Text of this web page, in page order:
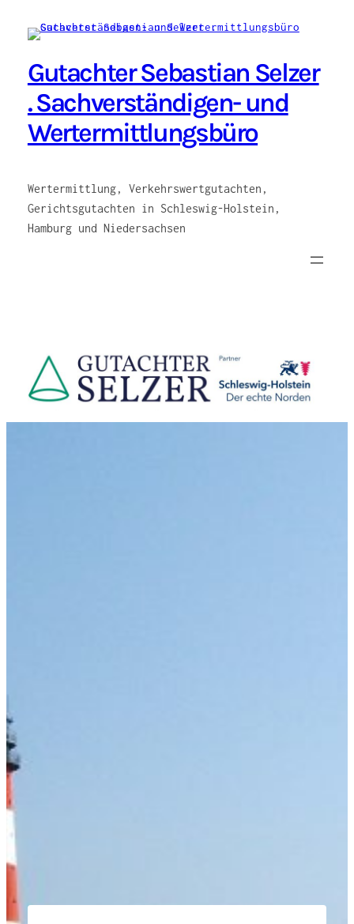
Inhalt
Gutachter Sebastian Selzer
. Sachverständigen- und
Wertermittlungsbüro
Wertermittlung, Verkehrswertgutachten,
Gerichtsgutachten in Schleswig-Holstein,
Hamburg und Niedersachsen